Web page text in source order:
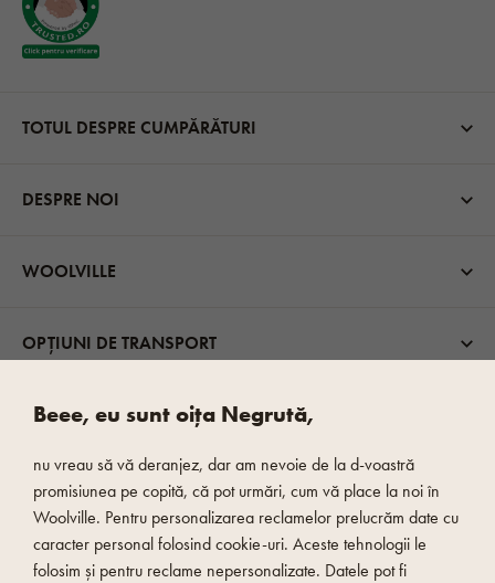
TOTUL DESPRE CUMPĂRĂTURI
DESPRE NOI
WOOLVILLE
OPȚIUNI DE TRANSPORT
PLATĂ RAPIDĂ ȘI SIGURĂ
Beee, eu sunt oița Negrută,
nu vreau să vă deranjez, dar am nevoie de la d-voastră
promisiunea pe copită, că pot urmări, cum vă place la noi în
Woolville. Pentru personalizarea reclamelor prelucrăm date cu
caracter personal folosind cookie-uri. Aceste tehnologii le
folosim și pentru reclame nepersonalizate. Datele pot fi